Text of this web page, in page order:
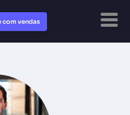
com vendas